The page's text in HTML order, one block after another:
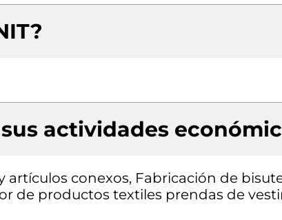
actividades
artículos conexos, Fabricación de
de productos textiles prendas de